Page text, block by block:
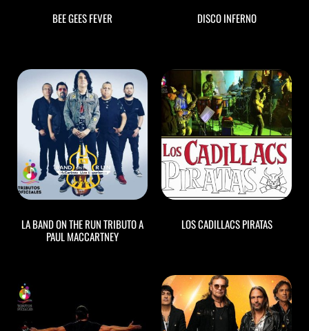
BEE GEES FEVER DISCO INFERNO
LA BAND ON THE RUN TRIBUTO A
PAUL MACCARTNEY
LOS CADILLACS PIRATAS